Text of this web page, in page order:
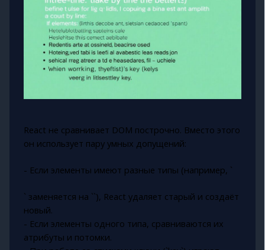
React не сравнивает DOM построчно. Вместо этого
он использует пару умных допущений:
- Если элементы имеют разные типы (например, `
` заменяется на ``), React удаляет старый и создаёт
новый.
- Если элементы одного типа, сравниваются их
атрибуты и потомки.